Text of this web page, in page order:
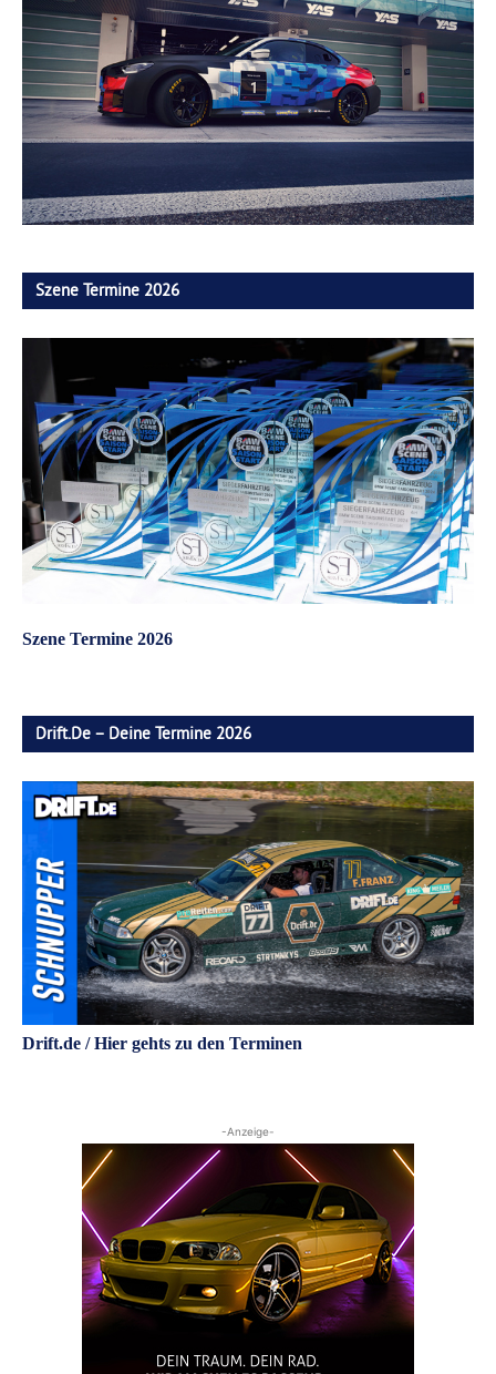
Szene Termine 2026
Szene Termine 2026
Drift.de – Deine Termine 2026
Drift.de / Hier gehts zu den Terminen
-Anzeige-